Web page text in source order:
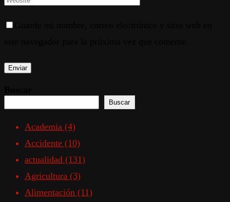
Buscar
Academia (4)
Accidente (10)
actualidad (131)
Agricultura (3)
Alimentación (11)